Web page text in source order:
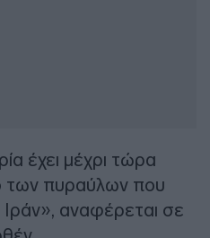
έχει μέχρι τώρα
των πυραύλων που
αναφέρεται σε